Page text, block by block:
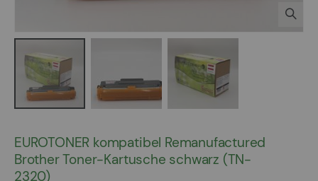
der
Bildergalerie
springen
EUROTONER kompatibel Remanufactured
Brother Toner-Kartusche schwarz (TN-
2320)